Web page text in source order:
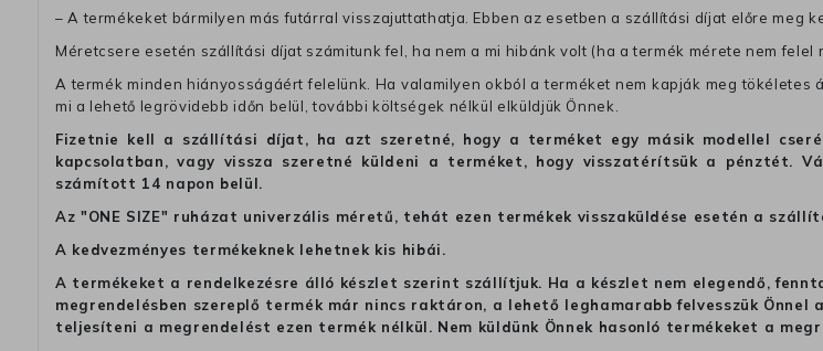
– A termékeket bármilyen más futárral visszajuttathatja. Ebben az esetben a szállítási díjat előre meg
Méretcsere esetén szállítási díjat számitunk fel, ha nem a mi hibánk volt (ha a termék mérete nem felel
A termék minden hiányosságáért felelünk. Ha valamilyen okból a terméket nem kapják meg
mi a lehető legrövidebb időn belül, további költségek nélkül elküldjük Önnek.
Fizetnie kell a szállítási díjat, ha azt szeretné, hogy a terméket egy másik modellel
kapcsolatban, vagy vissza szeretné küldeni a terméket, hogy visszatérítsük a pénztét.
számított 14 napon belül.
Az "ONE SIZE" ruházat univerzális méretű, tehát ezen termékek visszaküldése esetén a
A kedvezményes termékeknek lehetnek kis hibái.
A termékeket a rendelkezésre álló készlet szerint szállítjuk. Ha a készlet nem elegendő,
megrendelésben szereplő termék már nincs raktáron, a lehető leghamarabb felvesszük
teljesíteni a megrendelést ezen termék nélkül. Nem küldünk Önnek hasonló termékeket a